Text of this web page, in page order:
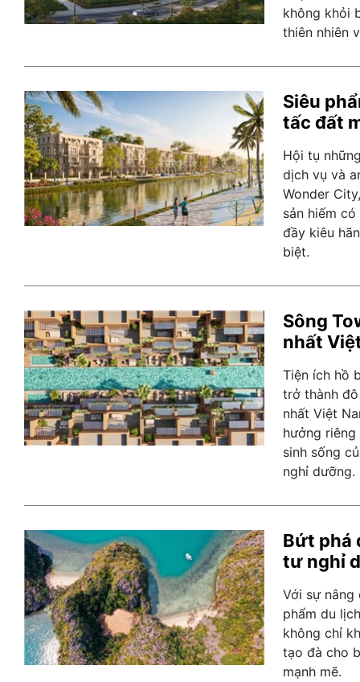
không khỏi
thiên nhiên
Siêu
tấc đất
Hội tụ
dịch vụ và
Wonder
sản hiếm
đầy kiêu
biệt.
Sông
nhất
Tiện ích hồ
trở thành
nhất Việt
hưởng
sinh sống
nghỉ dưỡng.
Bứt phá
tư nghỉ
Với sự
phẩm du
không chỉ
tạo đà cho
mạnh mẽ.